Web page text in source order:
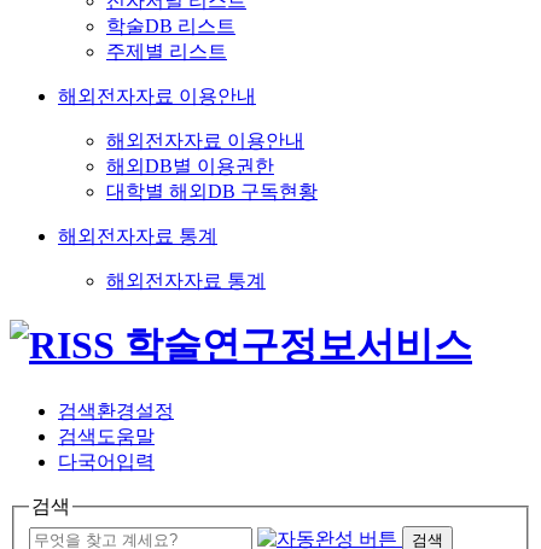
학술DB 리스트
주제별 리스트
해외전자자료 이용안내
해외전자자료 이용안내
해외DB별 이용권한
대학별 해외DB 구독현황
해외전자자료 통계
해외전자자료 통계
검색환경설정
검색도움말
다국어입력
검색
검색